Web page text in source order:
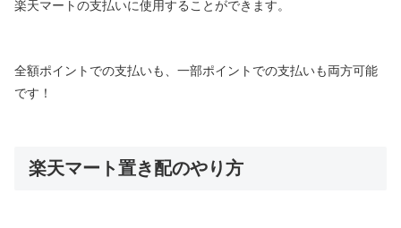
楽天マートの支払いに使用することができます。
全額ポイントでの支払いも、一部ポイントでの支払いも両方可能
です！
楽天マート置き配のやり方